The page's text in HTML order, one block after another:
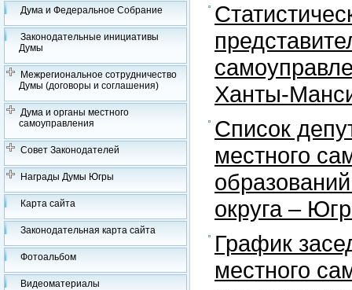
Дума и Федеральное Собрание
Законодательные инициативы
Думы
Межрегиональное сотрудничество
Думы (договоры и соглашения)
Дума и органы местного
самоуправления
Совет Законодателей
Награды Думы Югры
Карта сайта
Законодательная карта сайта
Фотоальбом
Видеоматериалы
Ханты-
Список
местного
округа –
График
местного